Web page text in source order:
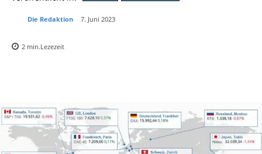
Die Redaktion 7. Juni 2023
2 min.Lezezeit